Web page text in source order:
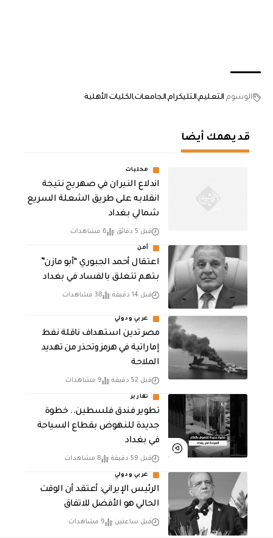
الوسوم التعليم التليكرام الجامعاتالكليات الأهلية
قد يهمك أيضا
محليات
اندلاع النيران في صهريج نتيجة
انقلابه على طريق الشعلة السريع
شمالي بغداد
قبل 5 دقائق 6 مشاهدات
أمن
اعتقال أحمد الجبوري “أبو مازن”
بتهم تتعلق بالفساد في بغداد
قبل 14 دقيقة 38 مشاهدات
عربي ودولي
مصر تدين استهداف ناقلة نفط
إماراتية في هرمز وتحذر من تهديد
الملاحة
قبل 52 دقيقة 9 مشاهدات
تقارير
تطوير فندق فلسطين.. خطوة
جديدة للنهوض بقطاع السياحة
في بغداد
قبل 59 دقيقة 8 مشاهدات
عربي ودولي
الرئيس الإيراني: أعتقد أن الوقت
الحالي هو الأفضل للاتفاق
قبل ساعتين 9 مشاهدات